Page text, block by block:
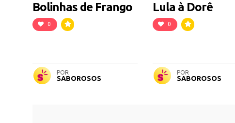
Bolinhas de Frango
0
POR
SABOROSOS
Lula à Dorê
0
POR
SABOROSOS